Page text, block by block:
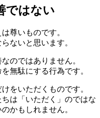
ではない
尊いものです。
ないと思います。
のではありません。
無駄にする行為です。
をいただくものです。
は「いただく」のではな
かもしれません。